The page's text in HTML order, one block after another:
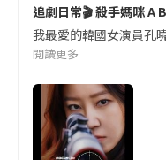
追劇日常🎬 殺手媽咪
我最愛的韓國女演員孔
閱讀更多